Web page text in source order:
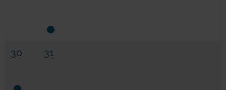
30 31